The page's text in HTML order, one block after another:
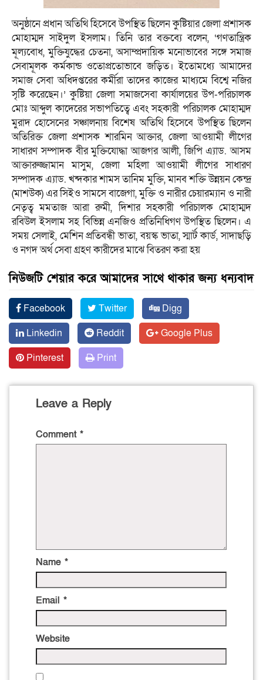
অনুষ্ঠানে প্রধান অতিথি হিসেবে উপস্থিত ছিলেন কুষ্টিয়ার জেলা প্রশাসক
মোহাম্মদ সাইদুল ইসলাম। তিনি তার বক্তব্যে বলেন, ‘গণতান্ত্রিক
মূল্যবোধ, মুক্তিযুদ্ধের চেতনা, অসাম্প্রদায়িক মনোভাবের সঙ্গে সমাজ
সেবামূলক কর্মকান্ড ওতোপ্রতোভাবে জড়িত। ইতোমধ্যে আমাদের
সমাজ সেবা অধিদপ্তরের কর্মীরা তাদের কাজের মাধ্যমে বিশ্বে নজির
সৃষ্টি করেছেন।’ কুষ্টিয়া জেলা সমাজসেবা কার্যালয়ের উপ-পরিচালক
মোঃ আব্দুল কাদেরের সভাপতিত্বে এবং সহকারী পরিচালক মোহাম্মদ
মুরাদ হোসেনের সঞ্চালনায় বিশেষ অতিথি হিসেবে উপস্থিত ছিলেন
অতিরিক্ত জেলা প্রশাসক শারমিন আক্তার, জেলা আওয়ামী লীগের
সাধারণ সম্পাদক বীর মুক্তিযোদ্ধা আজগর আলী, জিপি এ্যাড. আসম
আক্তারুজ্জামান মাসুম, জেলা মহিলা আওয়ামী লীগের সাধারণ
সম্পাদক এ্যাড. খন্দকার শামস তানিম মুক্তি, মানব শক্তি উন্নয়ন কেন্দ্র
(মাশউক) এর সিইও সামসে বাজেগা, মুক্তি ও নারীর চেয়ারম্যান ও নারী
নেতৃত্ব মমতাজ আরা রুমী, দিশার সহকারী পরিচালক মোহাম্মদ
রবিউল ইসলাম সহ বিভিন্ন এনজিও প্রতিনিধিগণ উপস্থিত ছিলেন। এ
সময় সেলাই, মেশিন প্রতিবন্ধী ভাতা, বয়স্ক ভাতা, স্মার্ট কার্ড, সাদাছড়ি
ও নগদ অর্থ সেবা গ্রহণ কারীদের মাঝে বিতরণ করা হয়
নিউজটি শেয়ার করে আমাদের সাথে থাকার জন্য ধন্যবাদ
Facebook Twitter
Digg
Linkedin
Reddit
Google Plus
Pinterest
Print
Leave a Reply
Comment *
Name *
Email *
Website